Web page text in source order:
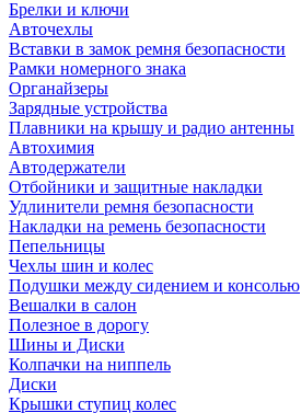
Брелки и ключи
Авточехлы
Вставки в замок ремня безопасности
Рамки номерного знака
Органайзеры
Зарядные устройства
Плавники на крышу и радио антенны
Автохимия
Автодержатели
Отбойники и защитные накладки
Удлинители ремня безопасности
Накладки на ремень безопасности
Пепельницы
Чехлы шин и колес
Подушки между сидением и консолью
Вешалки в салон
Полезное в дорогу
Шины и Диски
Колпачки на ниппель
Диски
Крышки ступиц колес